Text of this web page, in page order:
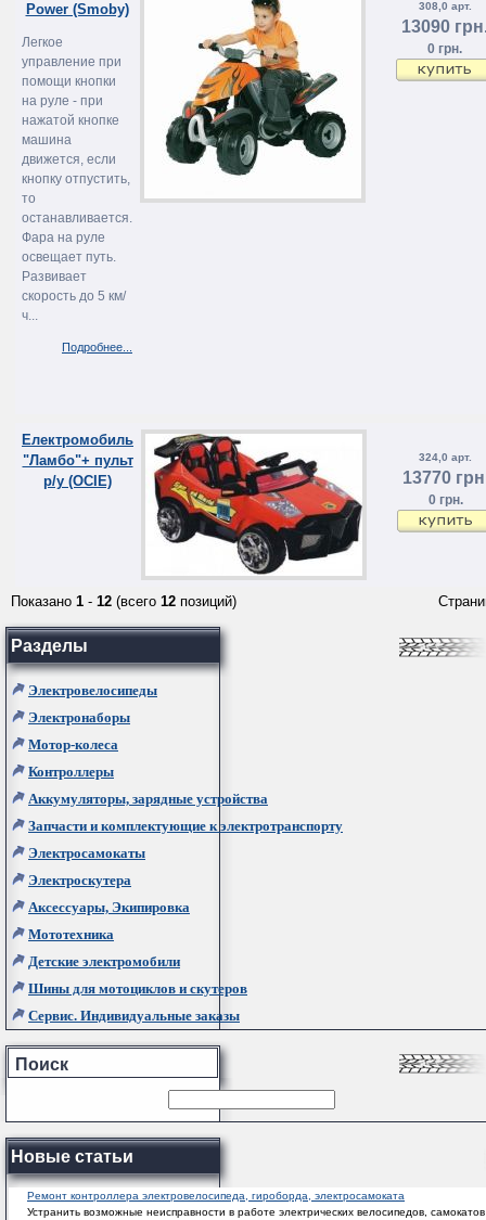
Разделы
Электровелосипеды
Электронаборы
Мотор-колеса
Контроллеры
Аккумуляторы, зарядные устройства
Запчасти и комплектующие к электротранспорту
Электросамокаты
Электроскутера
Аксессуары, Экипировка
Мототехника
Детские электромобили
Шины для мотоциклов и скутеров
Сервис. Индивидуальные заказы
Поиск
Новые статьи
Ремонт контроллера электровелосипеда, гироборда, электросамоката
Устранить возможные неисправности в работе электрических велосипедов, самокатов
Power (Smoby)
Легкое
управление при
помощи кнопки
на руле - при
нажатой кнопке
машина
движется, если
кнопку отпустить,
то
останавливается.
Фара на руле
освещает путь.
Развивает
скорость до 5 км/
ч...
Подробнее...
308,0 арт.
13090
0 грн.
Електромобиль
"Ламбо"+ пульт
р/у (OCIE)
324,0 арт.
13770
0 грн.
Показано 1 - 12 (всего 12 позиций)